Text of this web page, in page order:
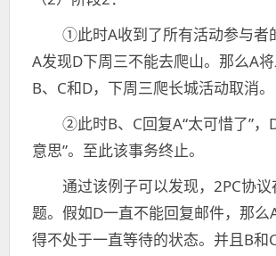
①此时A收到了所有活动参与者
A发现D下周三不能去爬山。那么A
B、C和D，下周三爬长城活动取消。
②此时B、C回复A“太可惜了”，
意思”。至此该事务终止。
通过该例子可以发现，2PC协议
题。假如D一直不能回复邮件，那么
得不处于一直等待的状态。并且B和